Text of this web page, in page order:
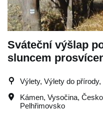
Sváteční výšlap
sluncem
Výlety, Výlety do
Kámen, Vysočina,
Pelhřimovsko